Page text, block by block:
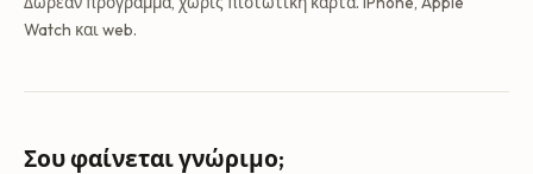
Watch και web.
Σου φαίνεται γνώριμο;